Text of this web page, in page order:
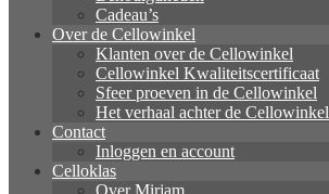
Cadeau’s
Over de Cellowinkel
Klanten over de Cellowinkel
Cellowinkel Kwaliteitscertificaat
Sfeer proeven in de Cellowinkel
Het verhaal achter de Cellowinkel
Contact
Inloggen en account
Celloklas
Over Mirjam